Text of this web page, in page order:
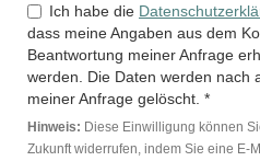
Ich habe die
dass meine Angaben aus dem
Beantwortung meiner Anfrage
werden. Die Daten werden nach
meiner Anfrage gelöscht. *
Hinweis: Diese Einwilligung können
Zukunft widerrufen, indem Sie eine E-